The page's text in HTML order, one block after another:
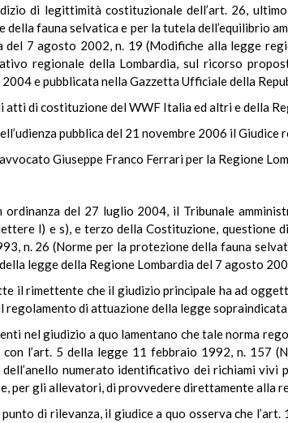
di legittimità costituzionale dell’art. 26,
della fauna selvatica e per la tutela dell’equilibrio
del 7 agosto 2002, n. 19 (Modifiche alla legge
regionale della Lombardia, sul ricorso
e pubblicata nella Gazzetta Ufficiale della
atti di costituzione del WWF Italia ed altri e della
pubblica del 21 novembre 2006 il Giudice
Giuseppe Franco Ferrari per la Regione
ordinanza del 27 luglio 2004, il Tribunale
l) e s), e terzo della Costituzione, questione
n. 26 (Norme per la protezione della fauna
legge della Regione Lombardia del 7 agosto
il rimettente che il giudizio principale ha ad
di attuazione della legge
nel giudizio a quo lamentano che tale norma
l’art. 5 della legge 11 febbraio 1992, n. 157
dell’anello numerato identificativo dei richiami vivi
per gli allevatori, di provvedere direttamente alla
punto di rilevanza, il giudice a quo osserva che